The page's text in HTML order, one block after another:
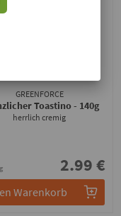
GREENFORCE
Toastino- 140g
herrlich cremig
2.99 €
Warenkorb